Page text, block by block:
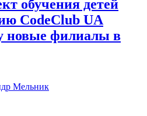
обучения детей
CodeClub UA
новые филиалы в
Мельник